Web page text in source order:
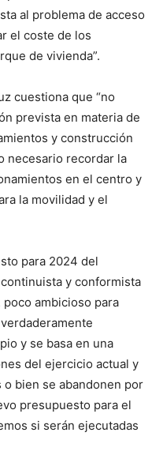
al problema de acceso
el coste de los
de vivienda”.
cuestiona que “no
prevista en materia de
y construcción
necesario recordar la
en el centro y
la movilidad y el
para 2024 del
y conformista
ambicioso para
y se basa en una
del ejercicio actual y
bien se abandonen por
presupuesto para el
si serán ejecutadas